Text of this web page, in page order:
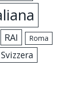
RAI
Roma
Svizzera